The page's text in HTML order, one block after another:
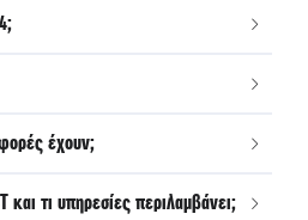
Μεγάλης Σκάλας Φώτων
έχουν;
και τι υπηρεσίες περιλαμβάνει;